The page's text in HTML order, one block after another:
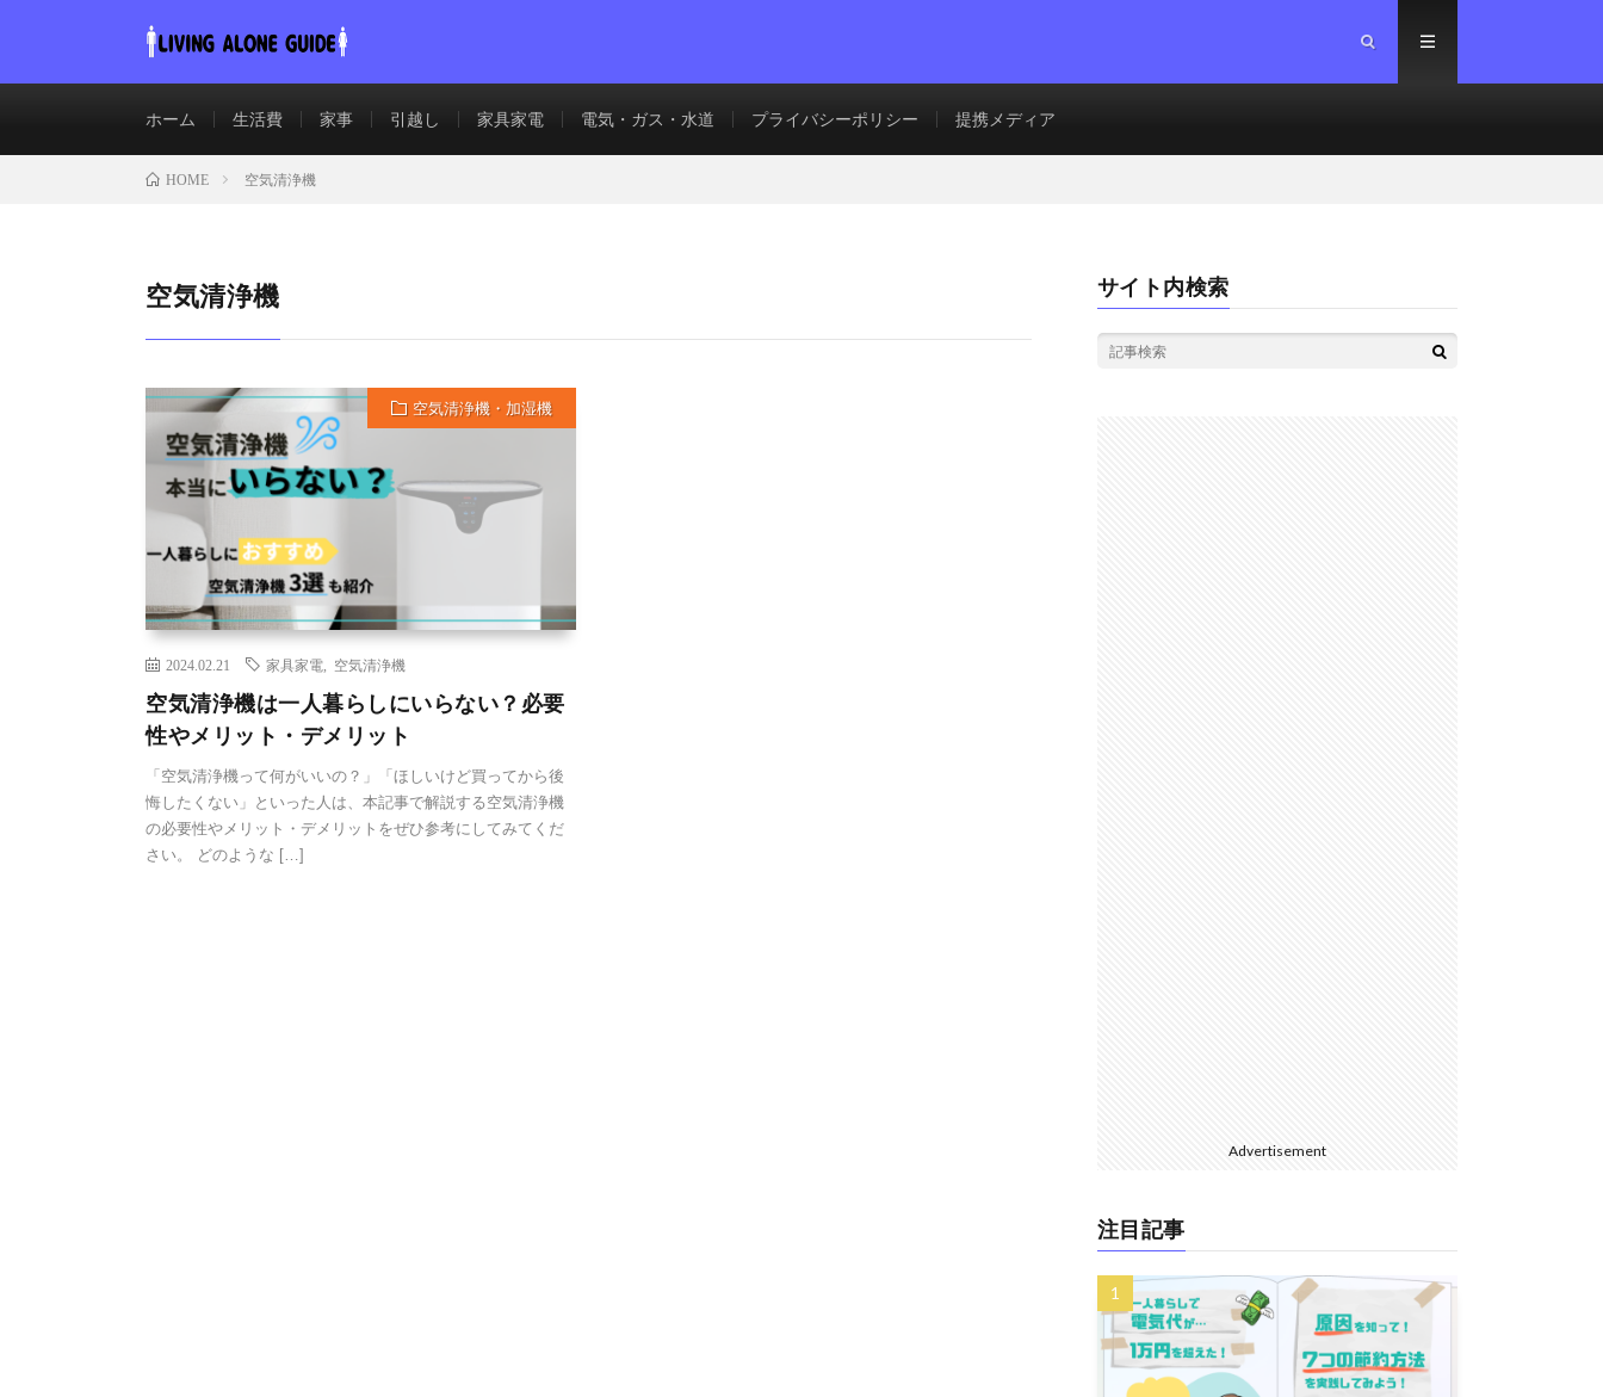
ホーム 生活費 家事 引越し 家具家電 電気・ガス・水道 プライバシーポリシー 提携メディア
HOME 空気清浄機
空気清浄機
空気清浄機・加湿機
2024.02.21 家具家電 空気清浄機
空気清浄機は一人暮らしにいらない？必要
性やメリット・デメリット
「空気清浄機って何がいいの？」「ほしいけど買ってから後
悔したくない」といった人は、本記事で解説する空気清浄機
の必要性やメリット・デメリットをぜひ参考にしてみてくだ
さい。 どのような […]
サイト内検索
Advertisement
注目記事